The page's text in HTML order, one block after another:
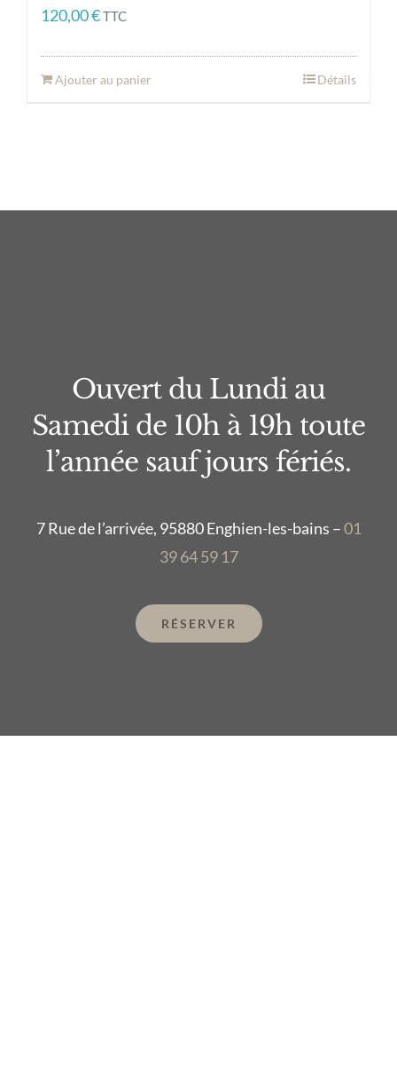
120,00€TTC
Ajouter au panier Détails
Ouvert du Lundi au
Samedi de 10h à 19h toute
l’année sauf jours fériés.
7 Rue de l’arrivée, 95880 Enghien-les-bains –01
39 64 59 17
RÉSERVER